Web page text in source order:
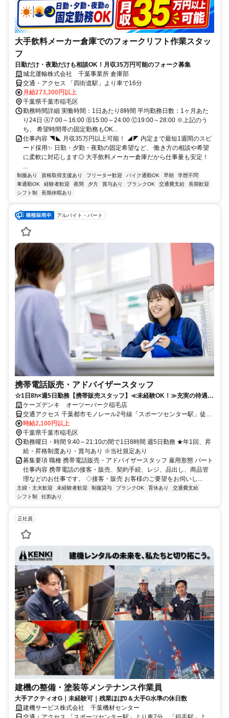
大手飲料メーカー倉庫でのフォークリフト作業スタッ
フ
日勤だけ・夜勤だけも相談OK！月収35万円可能のフォーク募集
城北運輸株式会社 千葉事業所 倉庫部
交通・アクセス 「四街道駅」より車で16分
月給273,300円以上
千葉県千葉市稲毛区
勤務時間詳細 実働時間：1日あたり8時間 平均勤務日数：1ヶ月あた
り24日 Ⓐ7:00～16:00 Ⓑ15:00～24:00 Ⓒ19:00～28:00 ※上記のう
ち、 希望時間帯の固定勤務もOK...
仕事内容 ◥◣ 月収35万円以上可能！ ◢◤ 内定まで最短1週間のスピ
ード採用✨ 日勤・夕勤・夜勤の固定希望など、 働き方の相談や希望
に柔軟に対応します◎ 大手飲料メーカー倉庫だから仕事量も安定！
...
制服あり 資格取得支援あり フリーター歓迎 バイク通勤OK 早朝
学歴不問
車通勤OK
経験者歓迎 夜間 夕方 賞与あり ブランクOK 交通費支給
長期歓迎
シフト制
長期休暇あり
アルバイト・パート
携帯電話販売・アドバイザースタッフ
☆1日8h×週5日勤務【携帯販売スタッフ】≪未経験OK！≫充実の待遇で
働きやすさ抜群◎
ケーズデンキ オーツーパーク稲毛店
交通アクセス 千葉都市モノレール2号線「スポーツセンター駅」徒歩
13分
時給2,100円以上
千葉県千葉市稲毛区
勤務曜日・時間 9:40～21:10の間で1日8時間 週5日勤務 ★年1回、昇
給・昇格制度あり・賞与あり ※当社規定あり
募集要項 職種 携帯電話販売・アドバイザースタッフ 雇用形態 パート
仕事内容 携帯電話の接客・販売、契約手続、レジ、品出し、商品管
理などのお仕事です。 ◇接客・販売 お客様のご要望をお伺いし...
主婦・主夫歓迎 未経験者歓迎 制服貸与 ブランクOK 育休あり
交通費支給
シフト制
社割あり
正社員
建機の整備・塗装等メンテナンス作業員
大手アクティオG｜未経験可｜残業ほぼ0＆大手G水準の休日数
建機サービス株式会社 千葉機材センター